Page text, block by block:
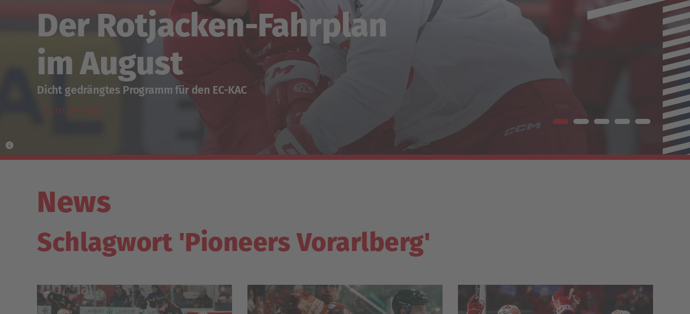
Der Rotjacken-Fahrplan
im August
Dicht gedrängtes Programm für den EC-KAC
Zum Beitrag
News
Schlagwort 'Pioneers Vorarlberg'